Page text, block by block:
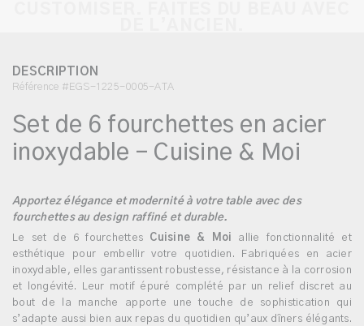
DESCRIPTION
Référence #EGS-1225-0005-ATA
Set de 6 fourchettes en acier
inoxydable – Cuisine & Moi
Apportez élégance et modernité à votre table avec des
fourchettes au design raffiné et durable.
Le set de 6 fourchettes Cuisine & Moi allie fonctionnalité et
esthétique pour embellir votre quotidien. Fabriquées en acier
inoxydable, elles garantissent robustesse, résistance à la corrosion
et longévité. Leur motif épuré complété par un relief discret au
bout de la manche apporte une touche de sophistication qui
s’adapte aussi bien aux repas du quotidien qu’aux dîners élégants.